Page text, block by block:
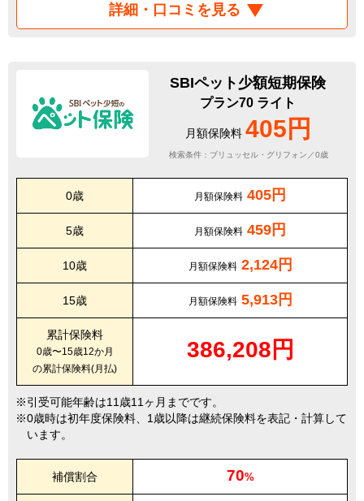
詳細・口コミを見る
SBIペット少額短期保険
プラン70 ライト
月額保険料 405円
検索条件：ブリュッセル・グリフォン／0歳
0歳 月額保険料 405円
5歳 月額保険料 459円
10歳 月額保険料 2,124円
15歳 月額保険料 5,913円
累計保険料
0歳〜15歳12か月
の累計保険料(月払)
386,208円
引受可能年齢は11歳11ヶ月までです。
0歳時は初年度保険料、1歳以降は継続保険料を表記・計算して
います。
補償割合 70%